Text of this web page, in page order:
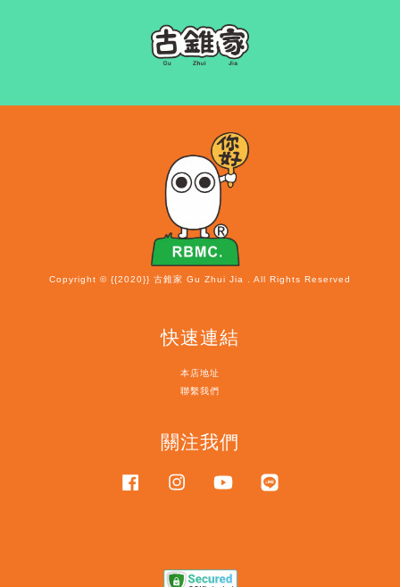
Copyright © {{2020}} 古錐家 Gu Zhui Jia . All Rights Reserved
快速連結
本店地址
聯繫我們
關注我們
Facebook Instagram YouTube